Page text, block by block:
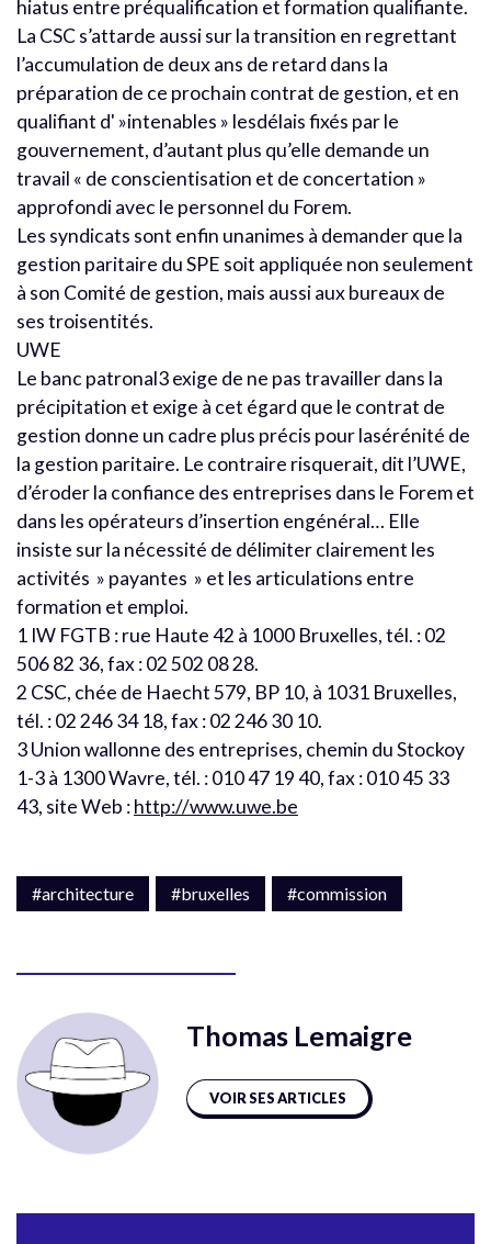
hiatus entre préqualification et formation qualifiante.
La CSC s’attarde aussi sur la transition en regrettant
l’accumulation de deux ans de retard dans la
préparation de ce prochain contrat de gestion, et en
qualifiant d' »intenables » lesdélais fixés par le
gouvernement, d’autant plus qu’elle demande un
travail « de conscientisation et de concertation »
approfondi avec le personnel du Forem.
Les syndicats sont enfin unanimes à demander que la
gestion paritaire du SPE soit appliquée non seulement
à son Comité de gestion, mais aussi aux bureaux de
ses troisentités.
UWE
Le banc patronal3 exige de ne pas travailler dans la
précipitation et exige à cet égard que le contrat de
gestion donne un cadre plus précis pour lasérénité de
la gestion paritaire. Le contraire risquerait, dit l’UWE,
d’éroder la confiance des entreprises dans le Forem et
dans les opérateurs d’insertion engénéral… Elle
insiste sur la nécessité de délimiter clairement les
activités » payantes » et les articulations entre
formation et emploi.
1 IW FGTB : rue Haute 42 à 1000 Bruxelles, tél. : 02
506 82 36, fax : 02 502 08 28.
2 CSC, chée de Haecht 579, BP 10, à 1031 Bruxelles,
tél. : 02 246 34 18, fax : 02 246 30 10.
3 Union wallonne des entreprises, chemin du Stockoy
1-3 à 1300 Wavre, tél. : 010 47 19 40, fax : 010 45 33
43, site Web :http://www.uwe.be
#architecture #bruxelles #commission
Thomas Lemaigre
VOIR SES ARTICLES